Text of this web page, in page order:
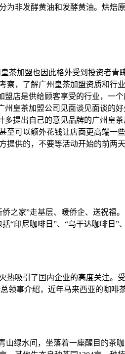
非发酵黄油和发酵黄油。烘
茶加盟也因此格外受到投资者
，了解广州皇茶加盟资质和
店是供给顾客享受的行业，一
皇茶加盟公司见面谈见面谈的
提出自己的意见品牌的广州皇
可以额外花钱让店面更高端一
供的，不要等活动开始的前两
侨之家”走基层、暖侨企、送
印尼咖啡日”、“乌干达咖啡日”
吸引了国内企业的高度关注。
介绍，近年马来西亚的咖啡茶
绿水间，坐落着一座醒目的茶